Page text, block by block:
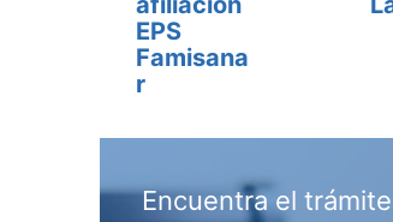
EPS
Famisana
r
Encuentra el